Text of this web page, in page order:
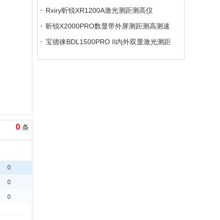
0 条
Rxiry昕锐XR1200A激光测距测高仪
昕锐X2000PRO数显带外屏测距测高测速
仪
宝德徕BDL1500PRO II内外双显激光测距